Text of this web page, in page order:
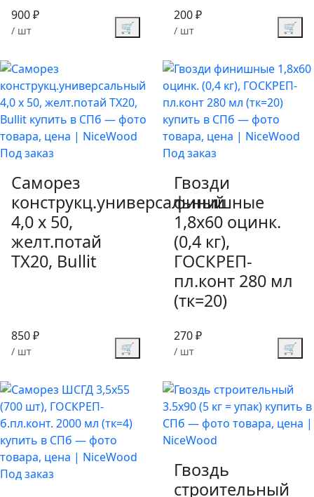
900 ₽
/ шт 🛒
200 ₽
/ шт 🛒
Под заказ
Саморез
конструкц.универсальный
4,0 x 50,
желт.потай
TX20, Bullit
850 ₽
/ шт 🛒
Под заказ
Гвозди
финишные
1,8х60 оцинк.
(0,4 кг),
ГОСКРЕП-
пл.конт 280 мл
(тк=20)
270 ₽
/ шт 🛒
Под заказ
Гвоздь
строительный